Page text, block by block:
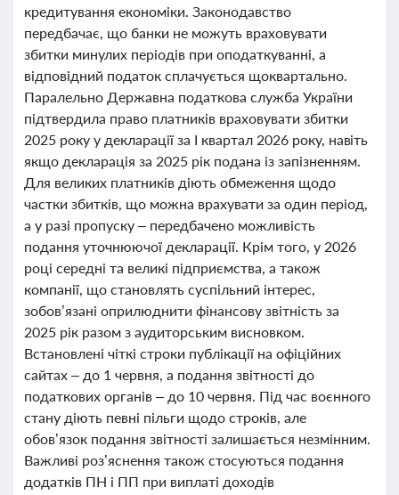
кредитування економіки. Законодавство
передбачає, що банки не можуть враховувати
збитки минулих періодів при оподаткуванні, а
відповідний податок сплачується щоквартально.
Паралельно Державна податкова служба України
підтвердила право платників враховувати збитки
2025 року у декларації за І квартал 2026 року, навіть
якщо декларація за 2025 рік подана із запізненням.
Для великих платників діють обмеження щодо
частки збитків, що можна врахувати за один період,
а у разі пропуску – передбачено можливість
подання уточнюючої декларації. Крім того, у 2026
році середні та великі підприємства, а також
компанії, що становлять суспільний інтерес,
зобов’язані оприлюднити фінансову звітність за
2025 рік разом з аудиторським висновком.
Встановлені чіткі строки публікації на офіційних
сайтах – до 1 червня, а подання звітності до
податкових органів – до 10 червня. Під час воєнного
стану діють певні пільги щодо строків, але
обов’язок подання звітності залишається незмінним.
Важливі роз’яснення також стосуються подання
додатків ПН і ПП при виплаті доходів